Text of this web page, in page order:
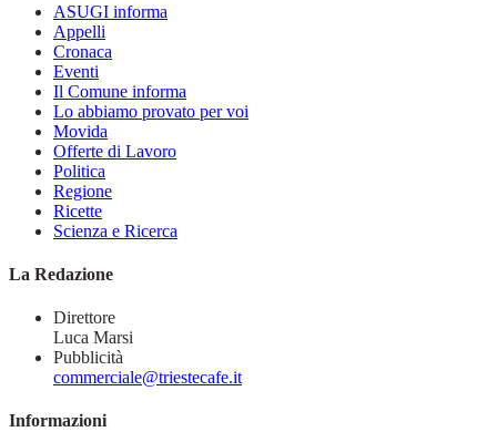
ASUGI informa
Appelli
Cronaca
Eventi
Il Comune informa
Lo abbiamo provato per voi
Movida
Offerte di Lavoro
Politica
Regione
Ricette
Scienza e Ricerca
La Redazione
Direttore
Luca Marsi
Pubblicità
commerciale@triestecafe.it
Informazioni